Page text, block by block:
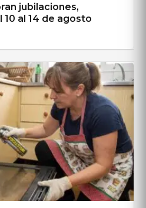
jubilaciones,
10 al 14 de agosto